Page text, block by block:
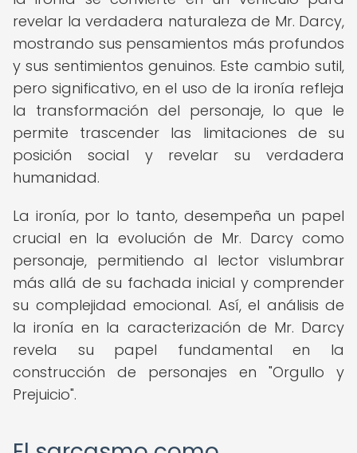
revelar la verdadera naturaleza de Mr. Darcy,
mostrando sus pensamientos más profundos
y sus sentimientos genuinos. Este cambio sutil,
pero significativo, en el uso de la ironía refleja
la transformación del personaje, lo que le
permite trascender las limitaciones de su
posición social y revelar su verdadera
humanidad.
La ironía, por lo tanto, desempeña un papel
crucial en la evolución de Mr. Darcy como
personaje, permitiendo al lector vislumbrar
más allá de su fachada inicial y comprender
su complejidad emocional. Así, el análisis de
la ironía en la caracterización de Mr. Darcy
revela su papel fundamental en la
construcción de personajes en "Orgullo y
Prejuicio".